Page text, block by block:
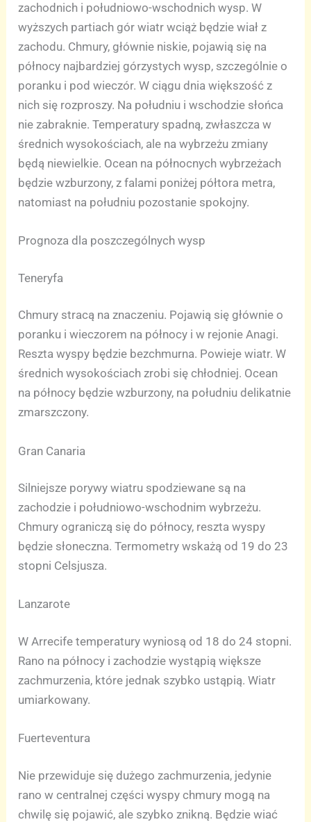
zachodnich i południowo-wschodnich wysp. W
wyższych partiach gór wiatr wciąż będzie wiał z
zachodu. Chmury, głównie niskie, pojawią się na
północy najbardziej górzystych wysp, szczególnie o
poranku i pod wieczór. W ciągu dnia większość z
nich się rozproszy. Na południu i wschodzie słońca
nie zabraknie. Temperatury spadną, zwłaszcza w
średnich wysokościach, ale na wybrzeżu zmiany
będą niewielkie. Ocean na północnych wybrzeżach
będzie wzburzony, z falami poniżej półtora metra,
natomiast na południu pozostanie spokojny.
Prognoza dla poszczególnych wysp
Teneryfa
Chmury stracą na znaczeniu. Pojawią się głównie o
poranku i wieczorem na północy i w rejonie Anagi.
Reszta wyspy będzie bezchmurna. Powieje wiatr. W
średnich wysokościach zrobi się chłodniej. Ocean
na północy będzie wzburzony, na południu delikatnie
zmarszczony.
Gran Canaria
Silniejsze porywy wiatru spodziewane są na
zachodzie i południowo-wschodnim wybrzeżu.
Chmury ograniczą się do północy, reszta wyspy
będzie słoneczna. Termometry wskażą od 19 do 23
stopni Celsjusza.
Lanzarote
W Arrecife temperatury wyniosą od 18 do 24 stopni.
Rano na północy i zachodzie wystąpią większe
zachmurzenia, które jednak szybko ustąpią. Wiatr
umiarkowany.
Fuerteventura
Nie przewiduje się dużego zachmurzenia, jedynie
rano w centralnej części wyspy chmury mogą na
chwilę się pojawić, ale szybko znikną. Będzie wiać